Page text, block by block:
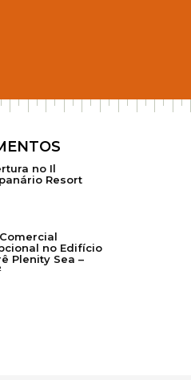
no Il
Resort
no Edifício
Plenity Sea –